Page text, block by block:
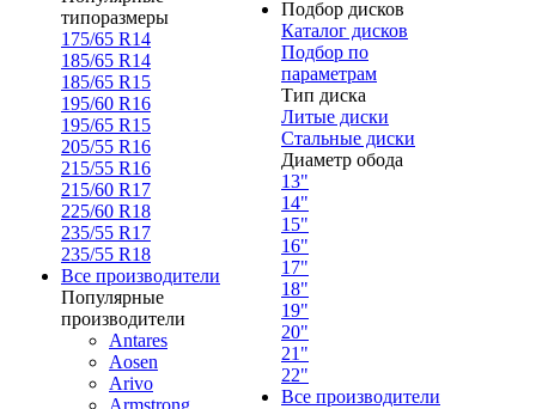
типоразмеры
175/65 R14
185/65 R14
185/65 R15
195/60 R16
195/65 R15
205/55 R16
215/55 R16
215/60 R17
225/60 R18
235/55 R17
235/55 R18
Все производители
Популярные
производители
Antares
Aosen
Arivo
Armstrong
Подбор дисков
Каталог дисков
Подбор по
параметрам
Тип диска
Литые диски
Стальные диски
Диаметр обода
13"
14"
15"
16"
17"
18"
19"
20"
21"
22"
Все производители